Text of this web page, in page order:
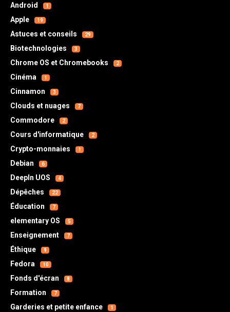
Android 1
Apple 19
Astuces et conseils 29
Biotechnologies 3
Chrome OS et Chromebooks 2
Cinéma 1
Cinnamon 3
Clouds et nuages 7
Commodore 2
Cours d'informatique 2
Crypto-monnaies 1
Debian 6
DeepIn UOS 4
Dépêches 22
Éducation 7
elementary OS 5
Enseignement 7
Éthique 9
Fedora 10
Fonds d'écran 8
Formation 7
Garderies et petite enfance 1